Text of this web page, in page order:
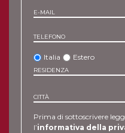
E-MAIL
TELEFONO
Italia Estero
RESIDENZA
CITTÀ
Prima di sottoscrivere
l’informativa della